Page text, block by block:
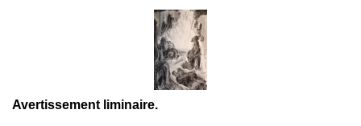
du film de Pasolini, ou les cinq cents pages du roman de
Sade. Malgré sa dureté, cet excellent texte de la Saint-
Con se termine sur un goût de fraise et une note d'espoir.
Par les temps qui courent, j'aimerais pouvoir partager cet
Avertissement liminaire.